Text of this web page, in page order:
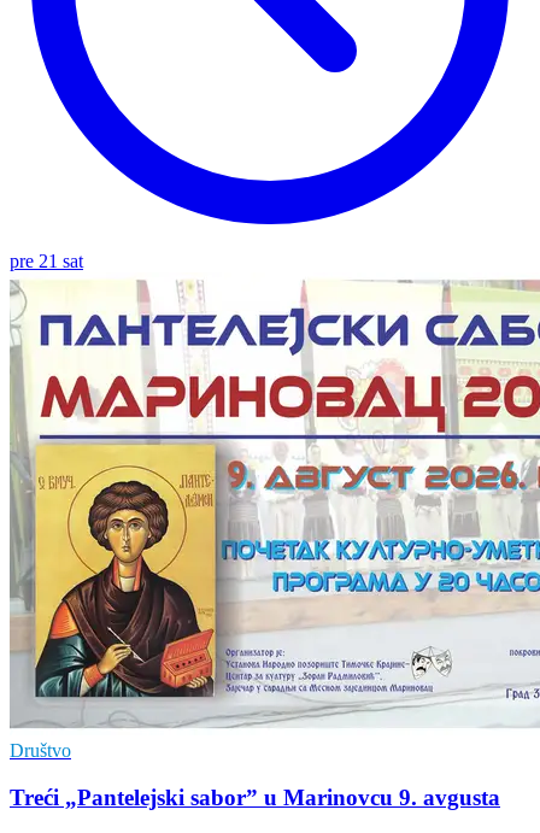
pre 21 sat
Društvo
Treći „Pantelejski sabor” u Marinovcu 9. avgusta